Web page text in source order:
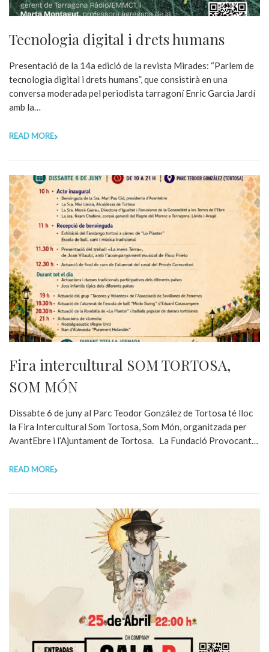
Tecnologia digital i drets humans
Presentació de la 14a edició de la revista Mirades: “Parlem de
tecnologia digital i drets humans”, que consistirà en una
conversa moderada pel periodista tarragoní Enric Garcia Jardí
amb la…
READ MORE
Fira intercultural SOM TORTOSA,
SOM MÓN
Dissabte 6 de juny al Parc Teodor González de Tortosa té lloc
la Fira Intercultural Som Tortosa, Som Món, organitzada per
AvantEbre i l’Ajuntament de Tortosa. La Fundació Provocant…
READ MORE